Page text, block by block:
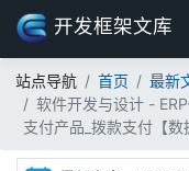
开发框架文库
站点导航 首页
最新
软件开发与设计 -
支付产品_拨款支付【数